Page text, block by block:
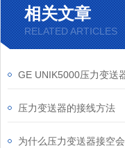
相关文章
RELATED ARTICLES
压力变送器的接线方法